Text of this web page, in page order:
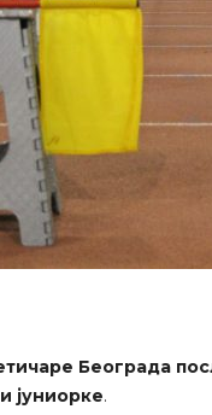
Београда
јуниорке.